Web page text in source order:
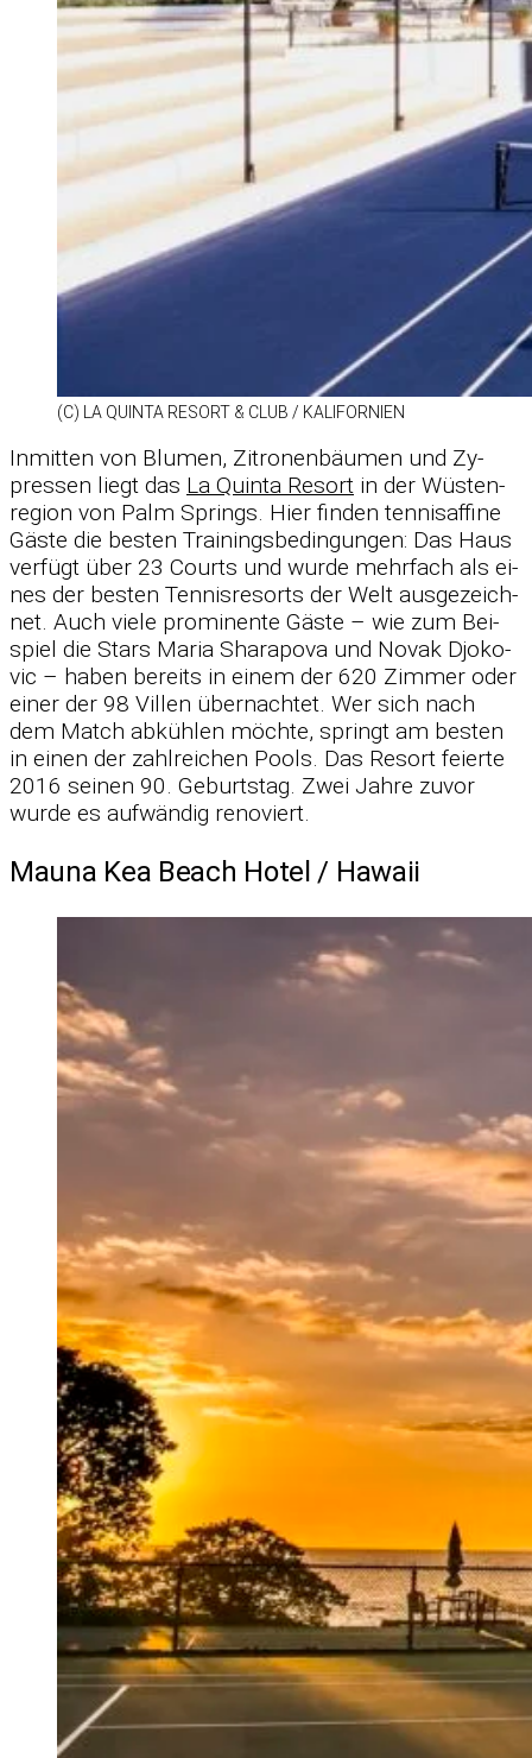
(C) LA QUINTA RE­SORT & CLUB /​ KA­LI­FOR­NIEN
In­mit­ten von Blu­men, Zi­tro­nen­bäu­men und Zy­
pres­sen liegt das La Quinta Re­sort in der Wüs­ten­
re­gion von Palm Springs. Hier fin­den ten­nis­af­fine
Gäste die bes­ten Trai­nings­be­din­gun­gen: Das Haus
ver­fügt über 23 Courts und wurde mehr­fach als ei­
nes der bes­ten Ten­nis­re­sorts der Welt aus­ge­zeich­
net. Auch viele pro­mi­nente Gäste – wie zum Bei­
spiel die Stars Ma­ria Sha­ra­pova und No­vak Djo­ko­
vic – ha­ben be­reits in ei­nem der 620 Zim­mer oder
ei­ner der 98 Vil­len über­nach­tet. Wer sich nach
dem Match ab­küh­len möchte, springt am bes­ten
in ei­nen der zahl­rei­chen Pools. Das Re­sort fei­erte
2016 sei­nen 90. Ge­burts­tag. Zwei Jahre zu­vor
wurde es auf­wän­dig re­no­viert.
Mauna Kea Beach Hotel /​ Hawaii